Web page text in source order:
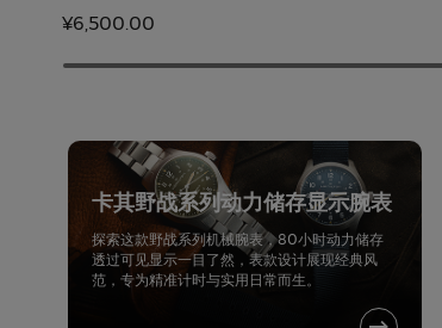
¥6,500.00
卡其野战系列动力储存显示腕表
探索这款野战系列机械腕表，80小时动力储存
透过可见显示一目了然，表款设计展现经典风
范，专为精准计时与实用日常而生。